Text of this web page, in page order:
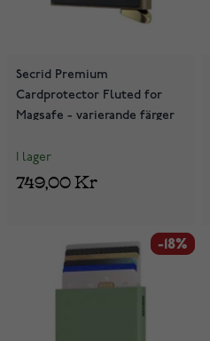
Secrid Premium
Cardprotector Fluted for
Magsafe - varierande färger
I lager
749,00 Kr
-18%
-18%